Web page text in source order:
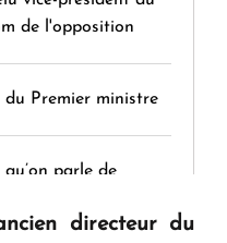
de l'opposition
du Premier ministre
parle de
directeur du